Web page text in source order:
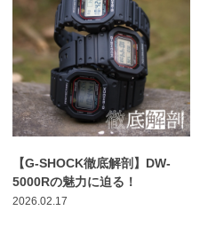
【G-SHOCK徹底解剖】DW-
5000Rの魅力に迫る！
2026.02.17